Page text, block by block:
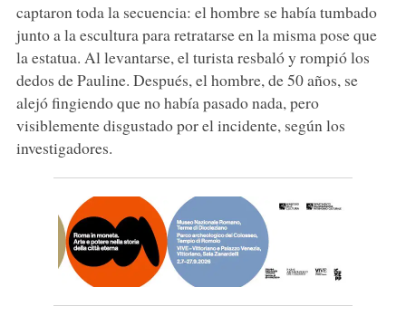
captaron toda la secuencia: el hombre se había tumbado
junto a la escultura para retratarse en la misma pose que
la estatua. Al levantarse, el turista resbaló y rompió los
dedos de Pauline. Después, el hombre, de 50 años, se
alejó fingiendo que no había pasado nada, pero
visiblemente disgustado por el incidente, según los
investigadores.